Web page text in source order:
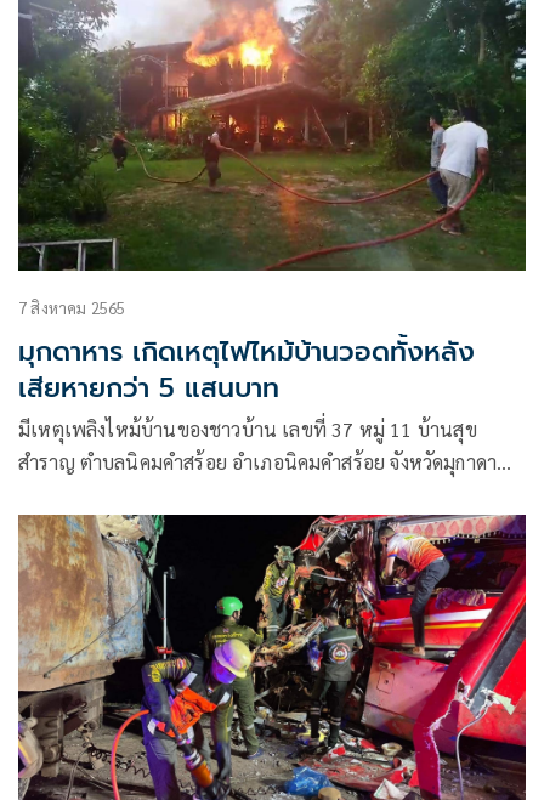
7 สิงหาคม 2565
มุกดาหาร เกิดเหตุไฟไหม้บ้านวอดทั้งหลัง
เสียหายกว่า 5 แสนบาท
มีเหตุเพลิงไหม้บ้านของชาวบ้าน เลขที่ 37 หมู่ 11 บ้านสุข
สำราญ ตำบลนิคมคำสร้อย อำเภอนิคมคำสร้อย จังหวัดมุกาดา